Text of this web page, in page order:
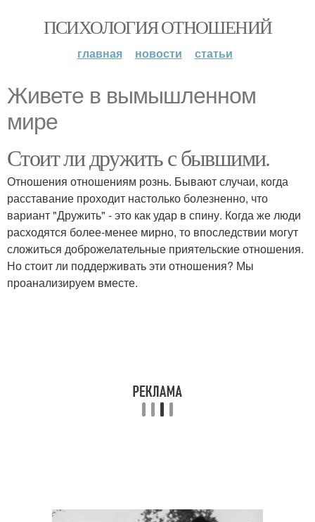
ПСИХОЛОГИЯ ОТНОШЕНИЙ
главная новости статьи
Живете в вымышленном
мире
Стоит ли дружить с бывшими.
Отношения отношениям рознь. Бывают случаи, когда
расставание проходит настолько болезненно, что
вариант "Дружить" - это как удар в спину. Когда же люди
расходятся более-менее мирно, то впоследствии могут
сложиться доброжелательные приятельские отношения.
Но стоит ли поддерживать эти отношения? Мы
проанализируем вместе.